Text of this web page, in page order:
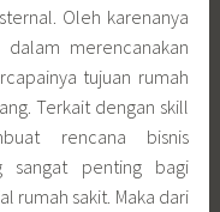
Oleh karenanya
merencanakan
tujuan rumah
Terkait dengan skill
rencana bisnis
sangat penting bagi
rumah sakit. Maka dari